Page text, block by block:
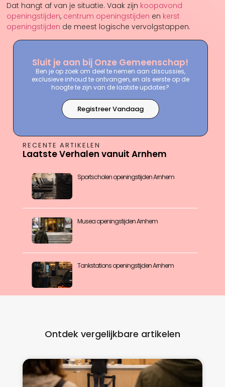
Dat hangt af van je situatie. Vaak zijn koopavond
openingstijden, centrum openingstijden en kerst
openingstijden de meest logische vervolgstappen.
Sluit je aan bij Onze Gemeenschap!
Ben je op zoek om deel te nemen aan discussies,
exclusieve inhoud te ontvangen, en als eerste op de
hoogte te zijn van de laatste updates?
Registreer Vandaag
RECENTE ARTIKELEN
Laatste Verhalen vanuit Arnhem
Sportscholen openingstijden Arnhem
Musea openingstijden Arnhem
Tankstations openingstijden Arnhem
Ontdek vergelijkbare artikelen